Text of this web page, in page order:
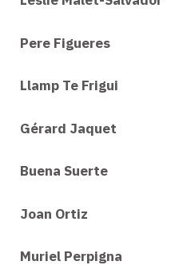
Pere Figueres
Llamp Te Frigui
Gérard Jaquet
Buena Suerte
Joan Ortiz
Muriel Perpigna